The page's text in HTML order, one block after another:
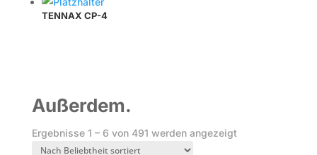
TENNAX CP-4
Außerdem.
Ergebnisse 1 – 6 von 491 werden angezeigtNach